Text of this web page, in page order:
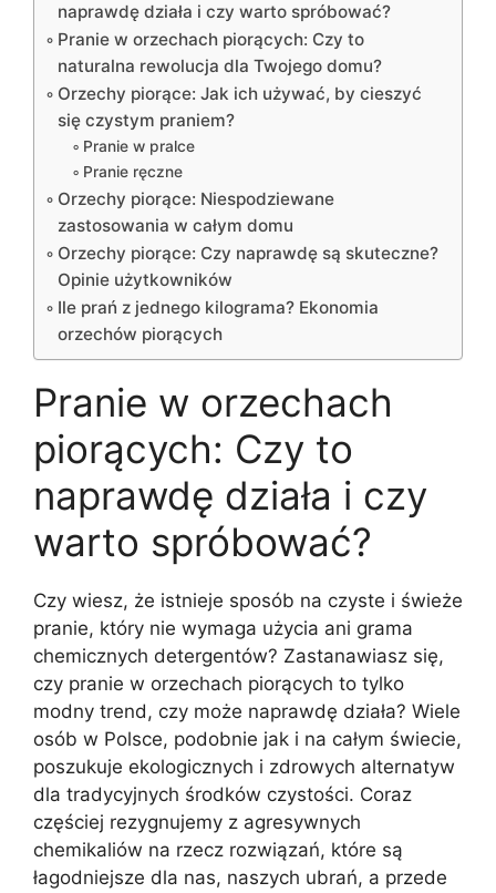
naprawdę działa i czy warto spróbować?
Pranie w orzechach piorących: Czy to
naturalna rewolucja dla Twojego domu?
Orzechy piorące: Jak ich używać, by cieszyć
się czystym praniem?
Pranie w pralce
Pranie ręczne
Orzechy piorące: Niespodziewane
zastosowania w całym domu
Orzechy piorące: Czy naprawdę są skuteczne?
Opinie użytkowników
Ile prań z jednego kilograma? Ekonomia
orzechów piorących
Pranie w orzechach
piorących: Czy to
naprawdę działa i czy
warto spróbować?
Czy wiesz, że istnieje sposób na czyste i świeże
pranie, który nie wymaga użycia ani grama
chemicznych detergentów? Zastanawiasz się,
czy pranie w orzechach piorących to tylko
modny trend, czy może naprawdę działa? Wiele
osób w Polsce, podobnie jak i na całym świecie,
poszukuje ekologicznych i zdrowych alternatyw
dla tradycyjnych środków czystości. Coraz
częściej rezygnujemy z agresywnych
chemikaliów na rzecz rozwiązań, które są
łagodniejsze dla nas, naszych ubrań, a przede